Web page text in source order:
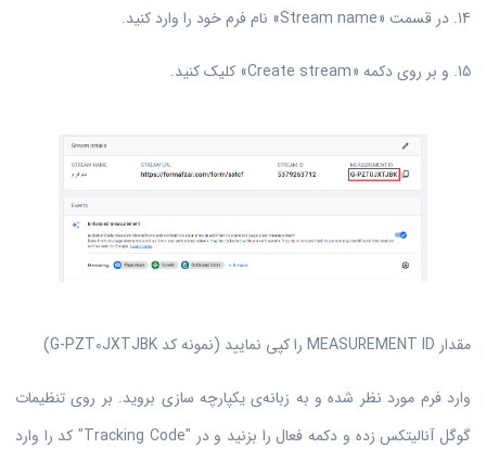
14. در قسمت «Stream name» نام فرم خود را وارد کنید.
15. و بر روی دکمه «Create stream» کلیک کنید.
مقدار MEASUREMENT ID را کپی نمایید (نمونه کد G-PZT0JXTJBK)
وارد فرم مورد نظر شده و به زبانه‌ی یکپارچه سازی بروید. بر روی تنظیمات
گوگل آنالیتکس زده و دکمه فعال را بزنید و در "Tracking Code" کد را وارد